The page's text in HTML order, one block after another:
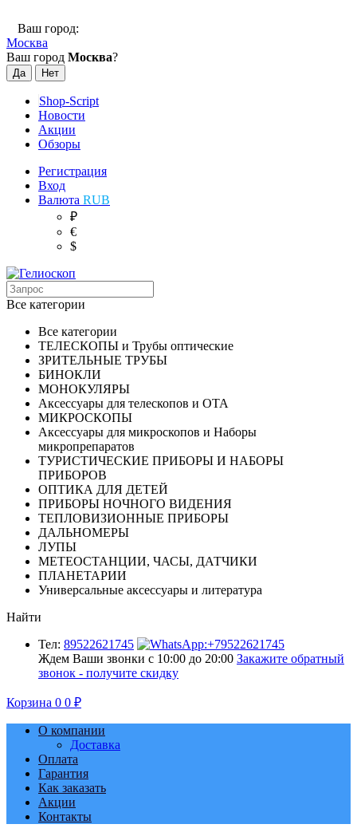
Ваш город:
Москва
Ваш город Москва?
Shop-Script
Новости
Акции
Обзоры
Регистрация
Вход
Валюта RUB
₽
€
$
Все категории
Все категории
ТЕЛЕСКОПЫ и Трубы оптические
ЗРИТЕЛЬНЫЕ ТРУБЫ
БИНОКЛИ
МОНОКУЛЯРЫ
Аксессуары для телескопов и ОТА
МИКРОСКОПЫ
Аксессуары для микроскопов и Наборы
микропрепаратов
ТУРИСТИЧЕСКИЕ ПРИБОРЫ И НАБОРЫ
ПРИБОРОВ
ОПТИКА ДЛЯ ДЕТЕЙ
ПРИБОРЫ НОЧНОГО ВИДЕНИЯ
ТЕПЛОВИЗИОННЫЕ ПРИБОРЫ
ДАЛЬНОМЕРЫ
ЛУПЫ
МЕТЕОСТАНЦИИ, ЧАСЫ, ДАТЧИКИ
ПЛАНЕТАРИИ
Универсальные аксессуары и литература
Найти
Тел: 89522621745
Ждем Ваши звонки с 10:00 до 20:00 Закажите обратный
звонок - получите скидку
Корзина 0 0 ₽
О компании
Доставка
Оплата
Гарантия
Как заказать
Акции
Контакты